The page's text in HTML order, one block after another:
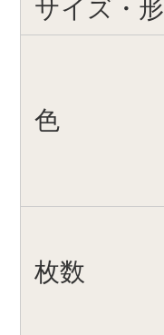
サイズ・形
色
枚数